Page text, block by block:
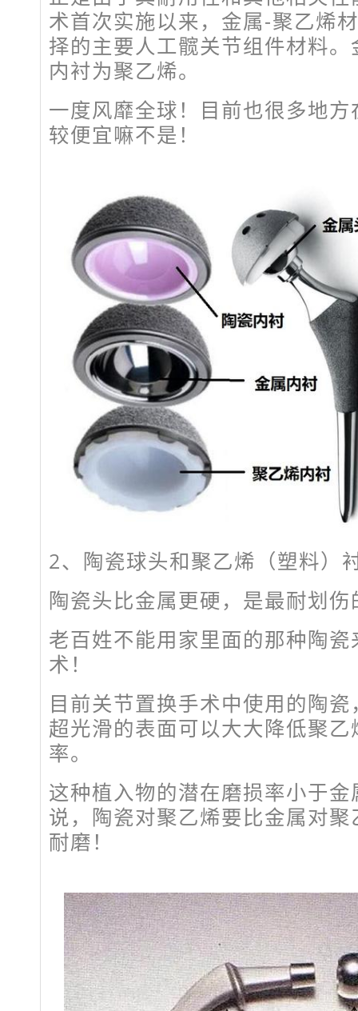
术首次实施以来，金属-聚乙烯
择的主要人工髋关节组件材料
内衬为聚乙烯。
一度风靡全球！目前也很多地
较便宜嘛不是！
2、陶瓷球头和聚乙烯（塑料）
陶瓷头比金属更硬，是最耐划
老百姓不能用家里面的那种陶
术！
目前关节置换手术中使用的陶
超光滑的表面可以大大降低聚
率。
这种植入物的潜在磨损率小于
说，陶瓷对聚乙烯要比金属对
耐磨！